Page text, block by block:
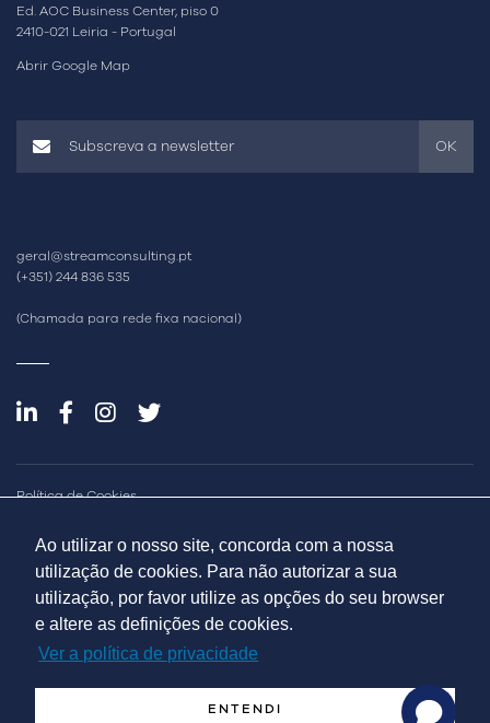
Ao utilizar o nosso site, concorda com a nossa
utilização de cookies. Para não autorizar a sua
utilização, por favor utilize as opções do seu browser
e altere as definições de cookies.
Ver a política de privacidade
ENTENDI
Ed. AOC Business Center, piso 0
2410-021 Leiria - Portugal
Abrir Google Map
OK
geral@streamconsulting.pt
(+351) 244 836 535
(Chamada para rede fixa nacional)
Política de Cookies
Política de Qualidade e Inovação
Relatório de Sutentabilidade
Resolução de Litígios Online
Livro de Reclamações
© Streamvalue Consulting 2026